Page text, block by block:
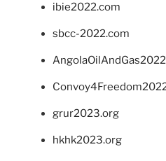
ibie2022.com
sbcc-2022.com
grur2023.org
hkhk2023.org